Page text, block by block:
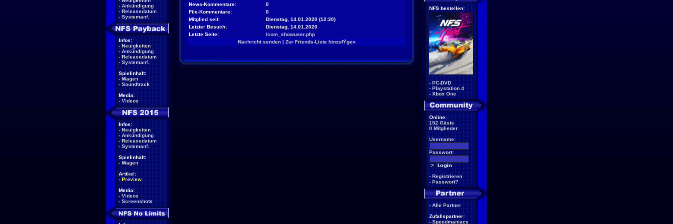
- Ankündigung
- Releasedatum
- Systemanf.
Infos:
- Neuigkeiten
- Ankündigung
- Releasedatum
- Systemanf.
Spielinhalt:
- Wagen
- Soundtrack
Media:
- Videos
Infos:
- Neuigkeiten
- Ankündigung
- Releasedatum
- Systemanf.
Spielinhalt:
- Wagen
Artikel:
- Preview
Media:
- Videos
- Screenshots
News-Kommentare:
0
File-Kommentare:
0
Mitglied seit:
Dienstag, 14.01.2020 (12:30)
Letzter Besuch:
Dienstag, 14.01.2020
Letzte Seite:
/com_showuser.php
Nachricht senden| Zur Friends-Liste hinzufŸgen
NFS bestellen:
- PC-DVD
- Playstation 4
- Xbox One
Online:
152 Gäste
0 Mitglieder
Username:
Passwort:
- Registrieren
- Passwort?
- Alle Partner
Zufallspartner:
- Speedmaniacs